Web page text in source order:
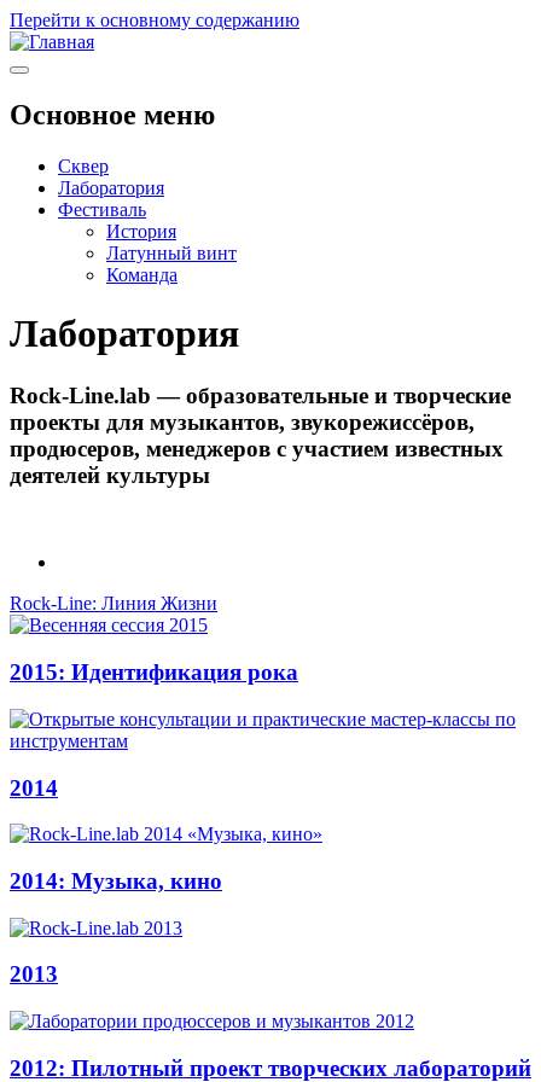
Перейти к основному содержанию
Основное меню
Сквер
Лаборатория
Фестиваль
История
Латунный винт
Команда
Лаборатория
Rock-Line.lab — образовательные и творческие
проекты для музыкантов, звукорежиссёров,
продюсеров, менеджеров с участием известных
деятелей культуры
Rock-Line: Линия Жизни
2015: Идентификация рока
2014
2014: Музыка, кино
2013
2012: Пилотный проект творческих лабораторий